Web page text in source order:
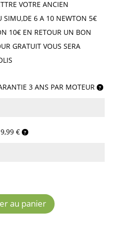
VOTRE ANCIEN
SIMU,DE 6 A 10 NEWTON 5€
10€ EN RETOUR UN BON
GRATUIT VOUS SERA
3 ANS PAR MOTEUR
€
au panier